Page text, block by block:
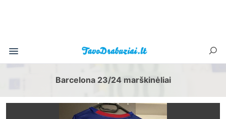
Barcelona 23/24 marškinėliai